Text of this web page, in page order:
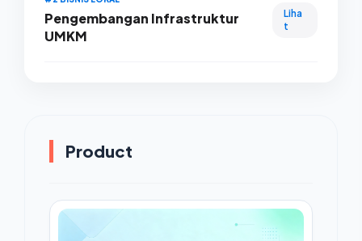
Pengembangan Infrastruktur
UMKM
Liha
t
Product